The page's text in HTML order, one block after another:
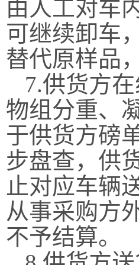
由人工对车
可继续卸车
替代原样品
7.供货方
物组分重、
于供货方磅
步盘查，供
止对应车辆
从事采购方
不予结算。